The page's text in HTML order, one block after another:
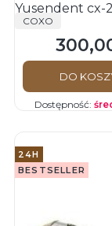
Yusendent cx-
Coxo, Ruixin
Torque)
PRODUCENT
COXO
Cena
DO
Dostępność:
24H
BESTSELLER